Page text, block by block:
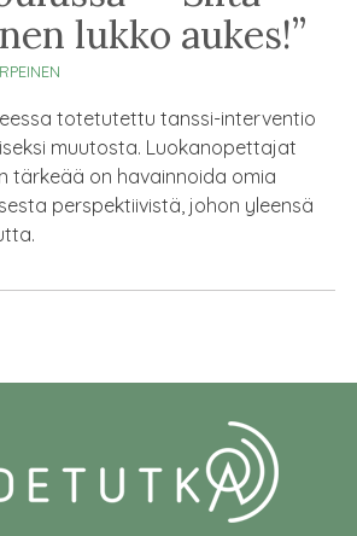
lukko aukes!”
totetutettu tanssi-interventio
muutosta. Luokanopettajat
tärkeää on havainnoida omia
perspektiivistä, johon yleensä